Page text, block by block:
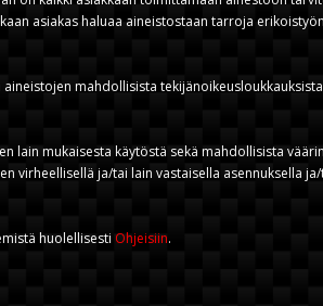
asiakas haluaa aineistostaan tarroja
mahdollisista
lain mukaisesta käytöstä sekä mahdollisista
virheellisellä ja/tai lain vastaisella asennuksella
huolellisesti Ohjeisiin.